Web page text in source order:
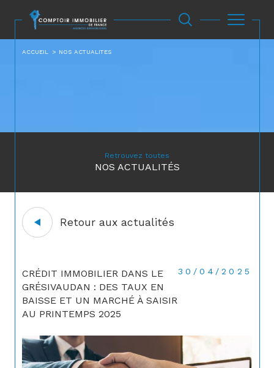
ACCUEIL NOS ACTUALITES
Retrouvez toutes
NOS ACTUALITÉS
Retour aux actualités
CRÉDIT IMMOBILIER DANS LE
GRÉSIVAUDAN : DES TAUX EN
BAISSE ET UN MARCHÉ À SAISIR
AU PRINTEMPS 2025
30/04/2025